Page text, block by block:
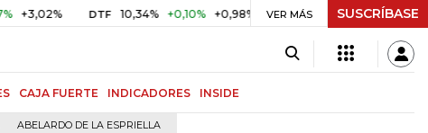
DTF 10,34% +0,10% +0,98% UVR $ 416,96 +$ 0,05 +0,01%
VER MÁS SUSCRÍBASE
CAJA FUERTE INDICADORES INSIDE
ABELARDO DE LA ESPRIELLA